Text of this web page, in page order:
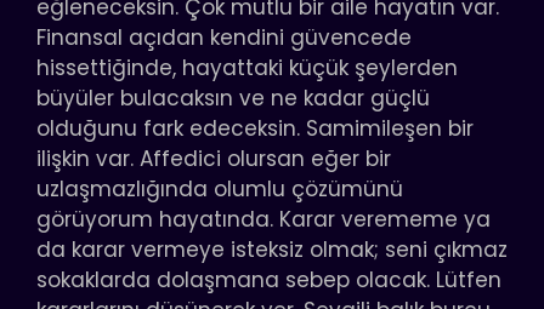
eğleneceksin. Çok mutlu bir aile hayatın var.
Finansal açıdan kendini güvencede
hissettiğinde, hayattaki küçük şeylerden
büyüler bulacaksın ve ne kadar güçlü
olduğunu fark edeceksin. Samimileşen bir
ilişkin var. Affedici olursan eğer bir
uzlaşmazlığında olumlu çözümünü
görüyorum hayatında. Karar verememe ya
da karar vermeye isteksiz olmak; seni çıkmaz
sokaklarda dolaşmana sebep olacak. Lütfen